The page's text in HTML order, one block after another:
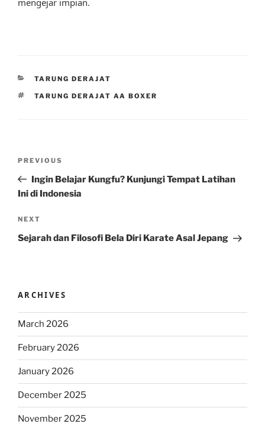
mengejar impian.
CATEGORIES
TARUNG DERAJAT
TAGS
TARUNG DERAJAT AA BOXER
Previous
Post
PREVIOUS
Ingin Belajar Kungfu? Kunjungi Tempat Latihan
Ini di Indonesia
Next
Post
NEXT
Sejarah dan Filosofi Bela Diri Karate Asal Jepang
ARCHIVES
March 2026
February 2026
January 2026
December 2025
November 2025